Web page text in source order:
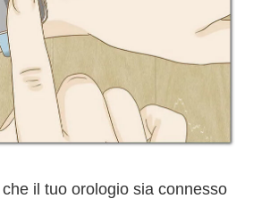
il tuo orologio sia connesso